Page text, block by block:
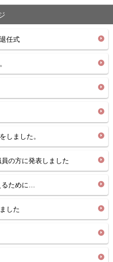
任式
しました。
の方に発表しました
ために…
した